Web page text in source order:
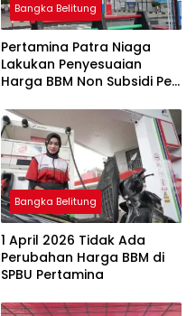
Bangka Belitung
Pertamina Patra Niaga
Lakukan Penyesuaian
Harga BBM Non Subsidi Per
Bangka Belitung
1 April 2026 Tidak Ada
Perubahan Harga BBM di
SPBU Pertamina